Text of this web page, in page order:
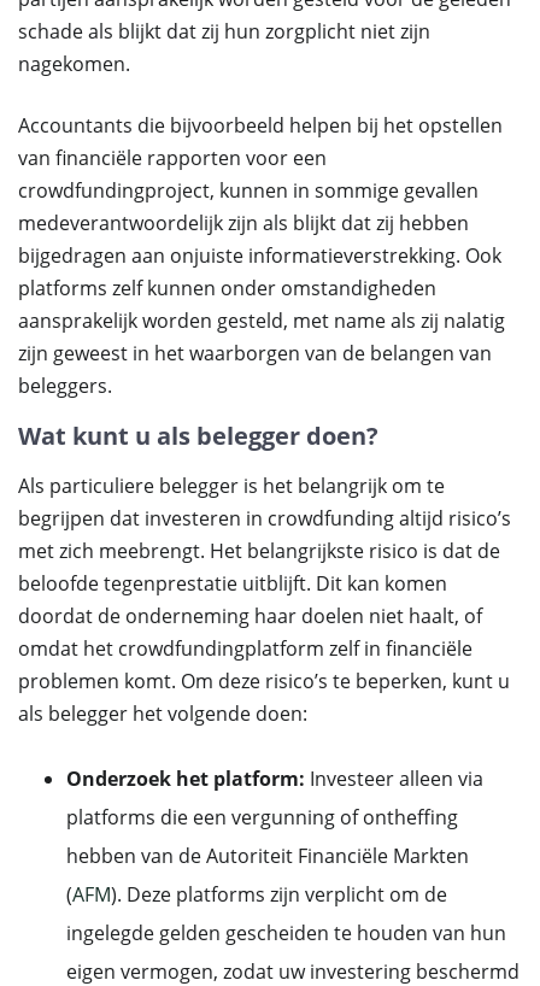
schade als blijkt dat zij hun zorgplicht niet zijn
nagekomen.
Accountants die bijvoorbeeld helpen bij het opstellen
van financiële rapporten voor een
crowdfundingproject, kunnen in sommige gevallen
medeverantwoordelijk zijn als blijkt dat zij hebben
bijgedragen aan onjuiste informatieverstrekking. Ook
platforms zelf kunnen onder omstandigheden
aansprakelijk worden gesteld, met name als zij nalatig
zijn geweest in het waarborgen van de belangen van
beleggers.
Wat kunt u als belegger doen?
Als particuliere belegger is het belangrijk om te
begrijpen dat investeren in crowdfunding altijd risico’s
met zich meebrengt. Het belangrijkste risico is dat de
beloofde tegenprestatie uitblijft. Dit kan komen
doordat de onderneming haar doelen niet haalt, of
omdat het crowdfundingplatform zelf in financiële
problemen komt. Om deze risico’s te beperken, kunt u
als belegger het volgende doen:
Onderzoek het platform: Investeer alleen via
platforms die een vergunning of ontheffing
hebben van de Autoriteit Financiële Markten
(AFM). Deze platforms zijn verplicht om de
ingelegde gelden gescheiden te houden van hun
eigen vermogen, zodat uw investering beschermd